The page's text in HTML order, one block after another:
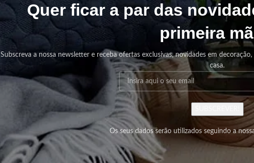
Quer ficar a par das
primeira
Subscreva a nossa newsletter e receba ofertas exclusivas, novidades em
casa.
Os seus dados serão utilizados seguindo a